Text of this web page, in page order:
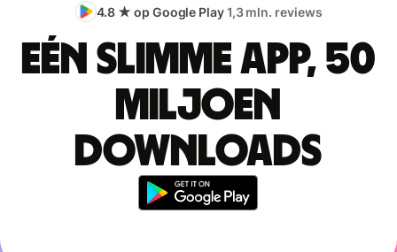
4.8 ★ op Google Play1,3 mln. reviews
Eén slimme app, 50
miljoen
downloads